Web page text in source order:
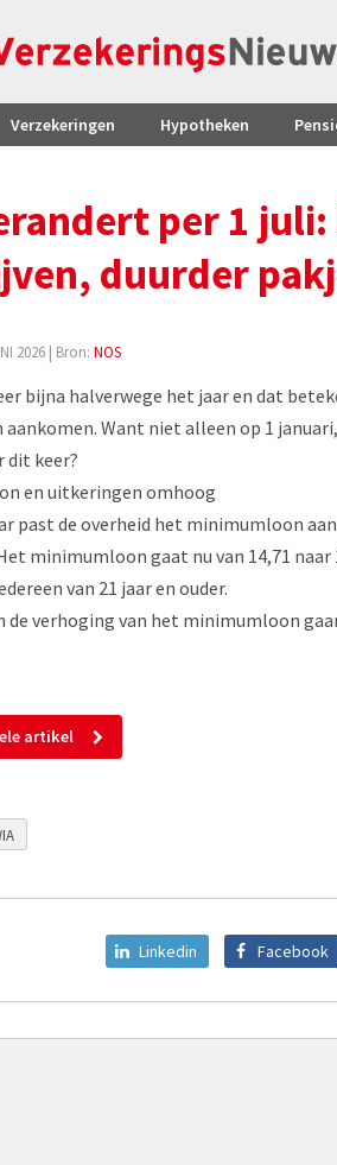
Verzekeringen Hypotheken
per 1
duurder
2026 | Bron: NOS
bijna halverwege het jaar en dat
Want niet alleen op 1
dit keer?
en uitkeringen omhoog
past de overheid het minimumloon
minimumloon gaat nu van 14,71 naar
van 21 jaar en ouder.
de verhoging van het minimumloon
artikel
Linkedin Facebook